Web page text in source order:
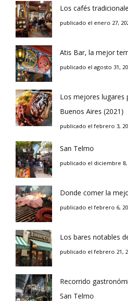
Los cafés
publicado el enero 27,
Atis Bar, la mejor
publicado el agosto 31,
Los mejores lugares
Buenos Aires (2021)
publicado el febrero 3,
San Telmo
publicado el diciembre 8,
Donde comer la
publicado el febrero 6,
Los bares notables
publicado el febrero 21,
Recorrido
San Telmo